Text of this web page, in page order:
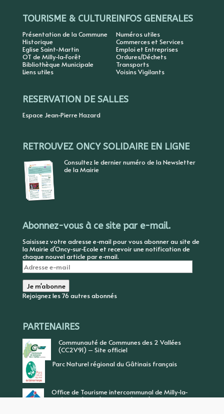
TOURISME & CULTURE
Présentation de la Commune
Historique
Eglise Saint-Martin
OT de Milly-la-Forêt
Bibliothèque Municipale
Liens utiles
INFOS GENERALES
Numéros utiles
Commerces et Services
Emploi et Entreprises
Ordures/Déchets
Transports
Voisins Vigilants
RESERVATION DE SALLES
Espace Jean-Pierre Hazard
RETROUVEZ ONCY SOLIDAIRE EN LIGNE
Consultez le dernier numéro de la Newsletter
de la Mairie
Abonnez-vous à ce site par e-mail.
Saisissez votre adresse e-mail pour vous abonner au site de
la Mairie d'Oncy-sur-Ecole et recevoir une notification de
chaque nouvel article par e-mail.
Adresse
e-
mail
Je m'abonne
Rejoignez les 76 autres abonnés
PARTENAIRES
Communauté de Communes des 2 Vallées
(CC2V91) – Site officiel
Parc Naturel régional du Gâtinais français
Office de Tourisme intercommunal de Milly-la-
Forêt, Vallée de l’Ecole, Vallée de l’Essonne